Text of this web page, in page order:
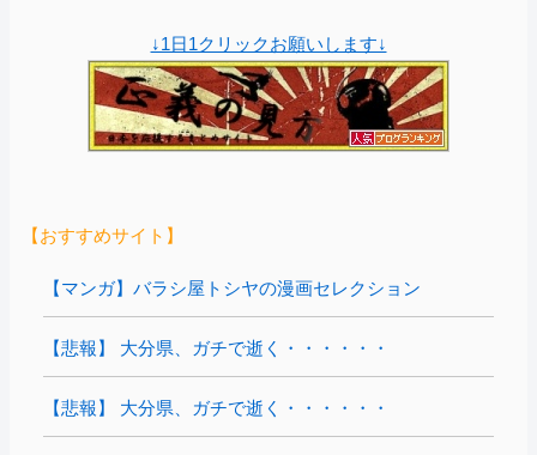
↓1日1クリックお願いします↓
【おすすめサイト】
【マンガ】バラシ屋トシヤの漫画セレクション
【悲報】 大分県、ガチで逝く・・・・・・
【悲報】 大分県、ガチで逝く・・・・・・